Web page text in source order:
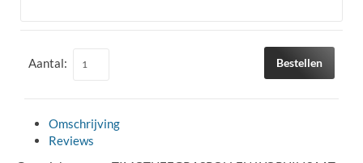
Aantal: Bestellen
Omschrijving
Reviews